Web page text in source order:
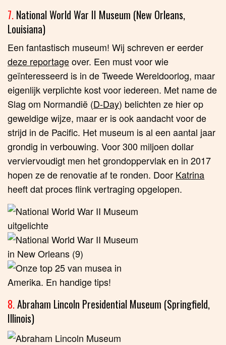
7. National World War II Museum (New Orleans,
Louisiana)
Een fantastisch museum! Wij schreven er eerder
deze reportageover. Een must voor wie
geïnteresseerd is in de Tweede Wereldoorlog, maar
eigenlijk verplichte kost voor iedereen. Met name de
Slag om Normandië (D-Day) belichten ze hier op
geweldige wijze, maar er is ook aandacht voor de
strijd in de Pacific. Het museum is al een aantal jaar
grondig in verbouwing. Voor 300 miljoen dollar
verviervoudigt men het grondoppervlak en in 2017
hopen ze de renovatie af te ronden. Door Katrina
heeft dat proces flink vertraging opgelopen.
8.Abraham Lincoln Presidential Museum (Springfield,
Illinois)